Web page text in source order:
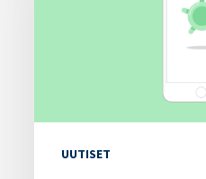
UUTISET